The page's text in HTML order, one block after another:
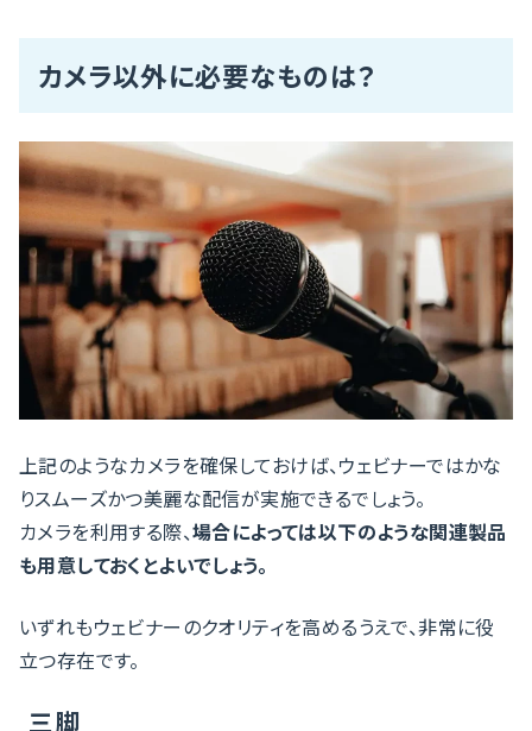
カメラ以外に必要なものは？
上記のようなカメラを確保しておけば、ウェビナーではかな
りスムーズかつ美麗な配信が実施できるでしょう。
カメラを利用する際、場合によっては以下のような関連製品
も用意しておくとよいでしょう。
いずれもウェビナーのクオリティを高めるうえで、非常に役
立つ存在です。
三脚